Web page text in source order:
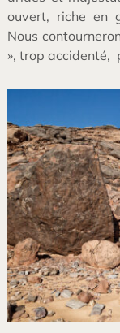
ouvert, riche en
Nous
», trop accidenté,